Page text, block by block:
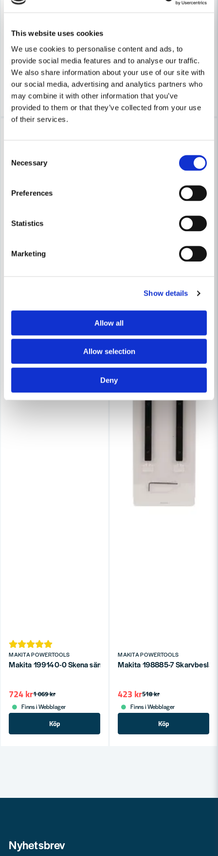
This website uses cookies
We use cookies to personalise content and ads, to
provide social media features and to analyse our traffic.
We also share information about your use of our site with
our social media, advertising and analytics partners who
may combine it with other information that you’ve
provided to them or that they’ve collected from your use
of their services.
Selection
Necessary
Preferences
Statistics
Marketing
Show details
Allow all
Allow selection
Deny
2 174 kr
1 473 kr
Leveranstid ifrån leverantör ca
3-7 arbetsdagar
Köp
1 395 kr
945 kr
Finns i Webblager
Köp
MAKITA POWERTOOLS
Makita 199140-0 Skena sänk-/cirkelsåg 1000mm
1 069 kr
724 kr
Finns i Webblager
Köp
MAKITA POWERTOOLS
Makita 198885-7
518 kr
423 kr
Finns i Webblager
Köp
Nyhetsbrev